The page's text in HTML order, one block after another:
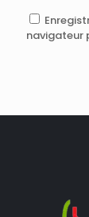
navigateur